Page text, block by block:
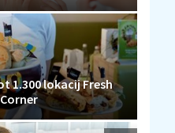
1.300 lokacij Fresh
Corner